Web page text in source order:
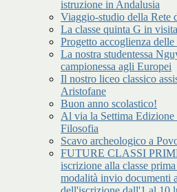
istruzione in Andalusia
Viaggio-studio della Rete
La classe quinta G in
Progetto accoglienza
La nostra studentessa
campionessa agli Europei
Il nostro liceo classico
Aristofane
Buon anno scolastico!
Al via la Settima
Filosofia
Scavo archeologico a
FUTURE CLASSI
iscrizione alla classe
modalità invio documenti